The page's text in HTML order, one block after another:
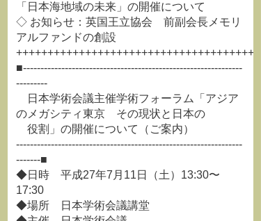
「日本海地域の未来」の開催について
◇ お知らせ：英国王立協会 前副会長メモリ
アルファンドの創設
■---------------------------------------------------------------
---------
日本学術会議主催学術フォーラム「アジア
のメガシティ東京 その現状と日本の
役割」の開催について（ご案内）
-----------------------------------------------------------------
-------■
◆日時 平成27年7月11日（土）13:30〜
17:30
◆場所 日本学術会議講堂